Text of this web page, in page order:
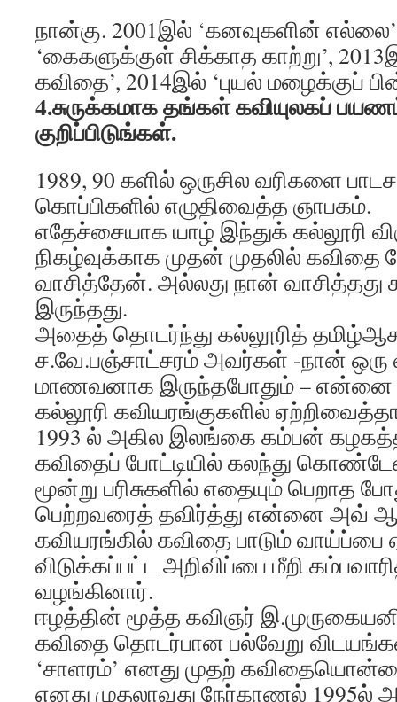
நான்கு. 2001இல் ‘கனவுகளின்
‘கைகளுக்குள் சிக்காத காற்று’,
கவிதை’, 2014இல் ‘புயல் மழைக்குப்
4.சுருக்கமாக தங்கள் கவியுலகப்
குறிப்பிடுங்கள்.
1989, 90 களில் ஒருசில வரிகளை
கொப்பிகளில் எழுதிவைத்த ஞாபகம்.
எதேச்சையாக யாழ் இந்துக் கல்லூரி
நிகழ்வுக்காக முதன் முதலில்
வாசித்தேன். அல்லது நான்
இருந்தது.
அதைத் தொடர்ந்து கல்லூரித்
ச.வே.பஞ்சாட்சரம் அவர்கள் -நான்
மாணவனாக இருந்தபோதும் – என்னை
கல்லூரி கவியரங்குகளில்
1993 ல் அகில இலங்கை கம்பன்
கவிதைப் போட்டியில் கலந்து
மூன்று பரிசுகளில் எதையும் பெறாத
பெற்றவரைத் தவிர்த்து என்னை அவ்
கவியரங்கில் கவிதை பாடும்
விடுக்கப்பட்ட அறிவிப்பை மீறி
வழங்கினார்.
ஈழத்தின் மூத்த கவிஞர்
கவிதை தொடர்பான பல்வேறு
‘சாளரம்’ எனது முதற் கவிதையொன்றைப்
எனது முதலாவது நேர்காணல் 1995ல்